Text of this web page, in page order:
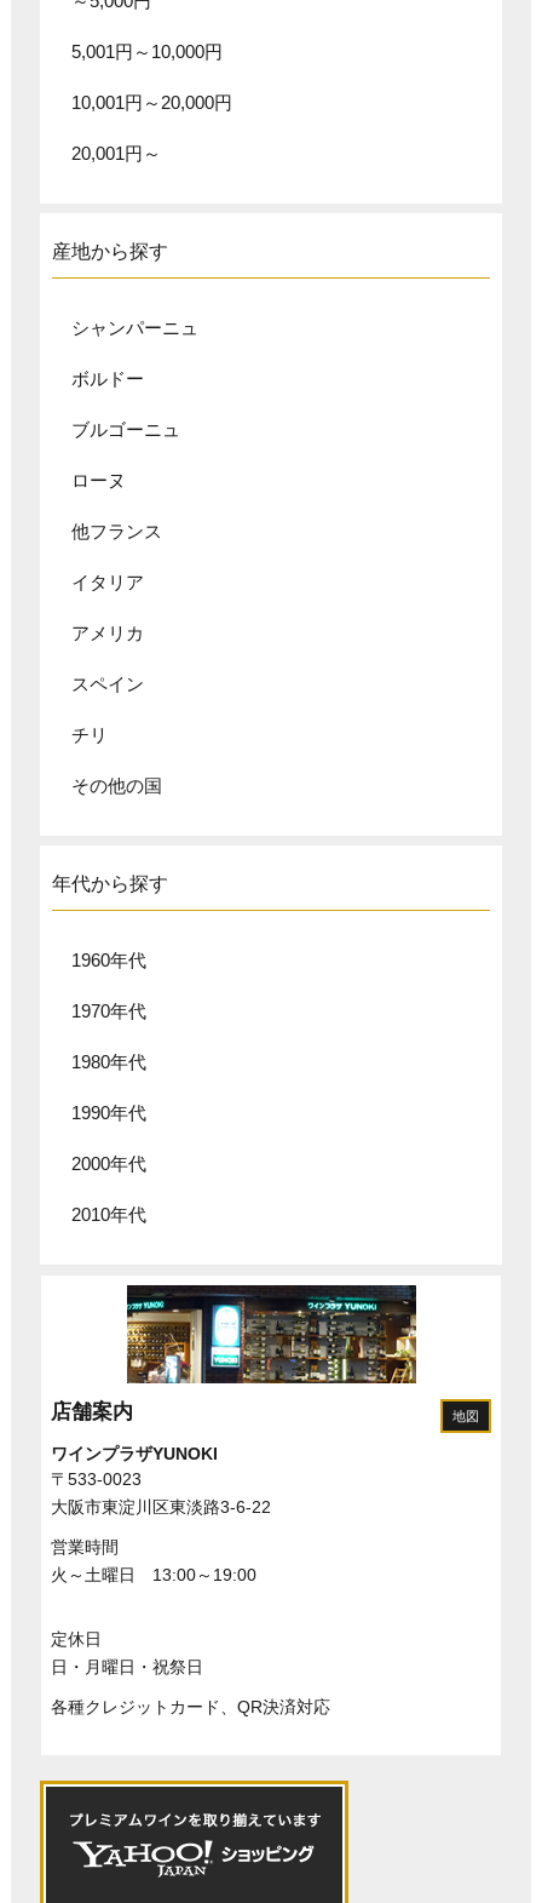
5,001円～10,000円
10,001円～20,000円
20,001円～
産地から探す
シャンパーニュ
ボルドー
ブルゴーニュ
ローヌ
他フランス
イタリア
アメリカ
スペイン
チリ
その他の国
年代から探す
1960年代
1970年代
1980年代
1990年代
2000年代
2010年代
店舗案内 地図
ワインプラザYUNOKI
〒533-0023
大阪市東淀川区東淡路3-6-22
営業時間
火～土曜日 13:00～19:00
定休日
日・月曜日・祝祭日
各種クレジットカード、QR決済対応